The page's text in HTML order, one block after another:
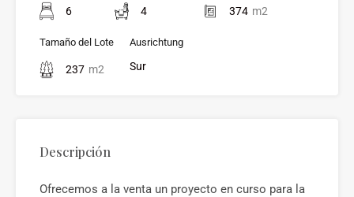
6 4 374 m2
Tamaño del Lote
237 m2
Ausrichtung
Sur
Descripción
Ofrecemos a la venta un proyecto en curso para la